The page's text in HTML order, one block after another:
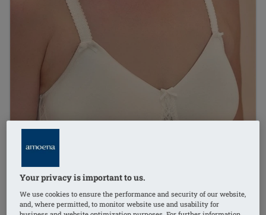
Your privacy is important to us.
We use cookies to ensure the performance and security of our website,
and, where permitted, to monitor website use and usability for